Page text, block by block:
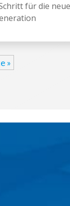
für die neue
»